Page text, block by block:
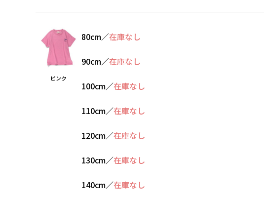
ピンク
80cm／在庫なし
90cm／在庫なし
100cm／在庫なし
110cm／在庫なし
120cm／在庫なし
130cm／在庫なし
140cm／在庫なし